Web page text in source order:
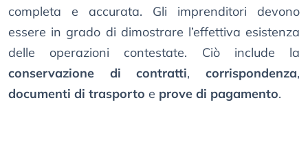
completa e accurata. Gli imprenditori devono
essere in grado di dimostrare l’effettiva esistenza
delle operazioni contestate. Ciò include la
conservazione di contratti,corrispondenza,
documenti di trasporto e prove di pagamento.